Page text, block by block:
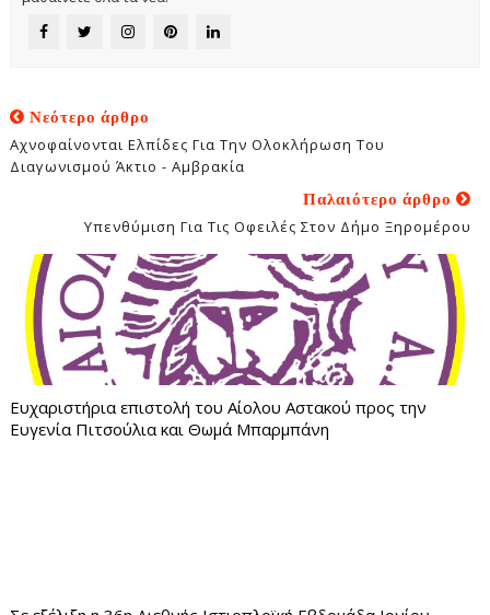
Νεότερο άρθρο
Αχνοφαίνονται Ελπίδες Για Την Ολοκλήρωση Του
Διαγωνισμού Άκτιο - Αμβρακία
Παλαιότερο άρθρο
Υπενθύμιση Για Τις Οφειλές Στον Δήμο Ξηρομέρου
Ευχαριστήρια επιστολή του Αίολου Αστακού προς την
Ευγενία Πιτσούλια και Θωμά Μπαρμπάνη